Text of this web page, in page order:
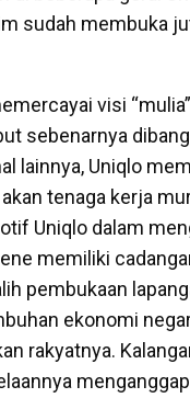
sudah membuka
visi
sebenarnya
lainnya, Uniqlo
tenaga kerja
Uniqlo dalam
memiliki
pembukaan
ekonomi
rakyatnya.